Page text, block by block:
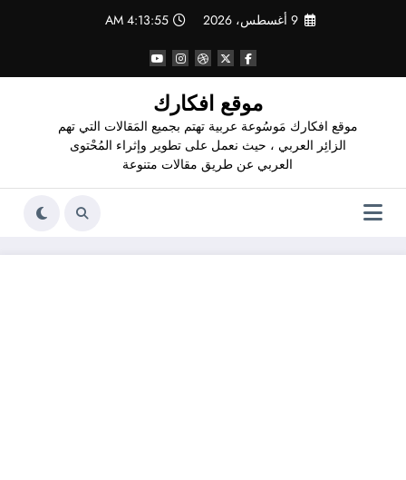
9 أغسطس، 2026 4:13:56 AM
موقع افكارك
موقع افكارك مَوسُوعة عربية تهتم بجميع المَقالات التي تهم
الزائِر العربي ، حيث نعمل على تطوير وإثراء المُحْتوى
العربي عن طريق مقالات متنوعة